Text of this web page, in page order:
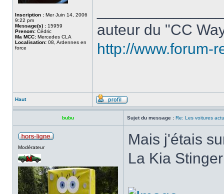
Inscription : Mer Juin 14, 2006
9:22 pm
Message(s) : 15959
Prenom: Cédric
Ma MCC: Mercedes CLA
Localisation: 08, Ardennes en
force
auteur du "CC
http://www.forum-
Haut
bubu Sujet du message : Re: Les voitures
Modérateur
Mais j'étais
La Kia